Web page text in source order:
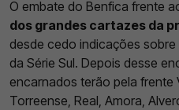
O embate do Benfica frente
dos grandes cartazes da
desde cedo indicações
da Série Sul. Depois desse
encarnados terão pela frente
Torreense, Real, Amora,